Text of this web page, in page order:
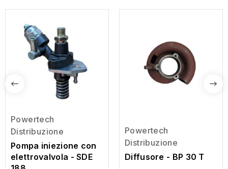
Powertech
Distribuzione
Pompa iniezione con
elettrovalvola - SDE
Powertech
Distribuzione
Diffusore - BP 30 T